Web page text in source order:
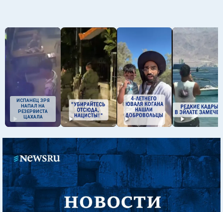
ИСПАНЕЦ ЗРЯ
НАПАЛ НА
РЕЗЕРВИСТА
ЦАХАЛА